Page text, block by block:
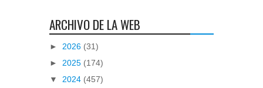
ARCHIVO DE LA WEB
► 2026 (31)
► 2025 (174)
▼ 2024 (457)